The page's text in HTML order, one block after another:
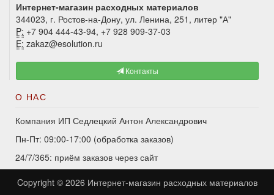
Интернет-магазин расходных материалов
344023, г. Ростов-на-Дону, ул. Ленина, 251, литер "А"
P: +7 904 444-43-94, +7 928 909-37-03
E: zakaz@esolution.ru
Контакты
О НАС
Компания ИП Седлецкий Антон Александрович
Пн-Пт: 09:00-17:00 (обработка заказов)
24/7/365: приём заказов через сайт
Copyright © 2026 Интернет-магазин расходных материалов